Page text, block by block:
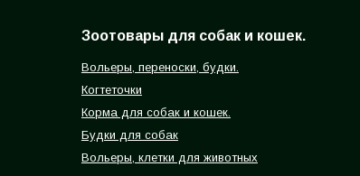
Зоотовары для собак и кошек.
Вольеры, переноски, будки.
Когтеточки
Корма для собак и кошек.
Будки для собак
Вольеры, клетки для животных